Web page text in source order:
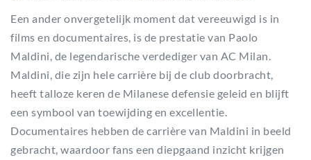
Een ander onvergetelijk moment dat vereeuwigd is in
films en documentaires, is de prestatie van Paolo
Maldini, de legendarische verdediger van AC Milan.
Maldini, die zijn hele carrière bij de club doorbracht,
heeft talloze keren de Milanese defensie geleid en blijft
een symbool van toewijding en excellentie.
Documentaires hebben de carrière van Maldini in beeld
gebracht, waardoor fans een diepgaand inzicht krijgen